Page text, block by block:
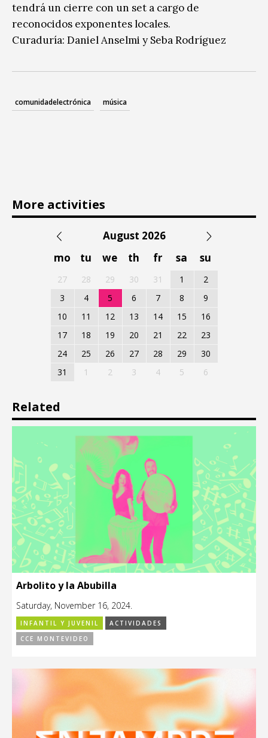
tendrá un cierre con un set a cargo de
reconocidos exponentes locales.
Curaduría: Daniel Anselmi y Seba Rodríguez
comunidadelectrónica música
More activities
August 2026
mo
tu we th fr sa su
27 28 29 30 31 1
2
3
4 5 6 7 8
9
10
11 12 13 14 15
16
17
18 19 20 21 22
23
24
25 26 27 28 29
30
31
1 2 3 4 5 6
Related
Arbolito y la Abubilla
Saturday, November 16, 2024.
INFANTIL Y JUVENIL
ACTIVIDADES
CCE MONTEVIDEO